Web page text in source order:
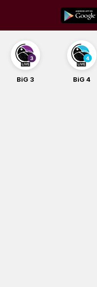
content
BiG 3 BiG 4